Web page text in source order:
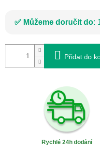
Můžeme doručit do:
Přidat do
Rychlé 24h dodání